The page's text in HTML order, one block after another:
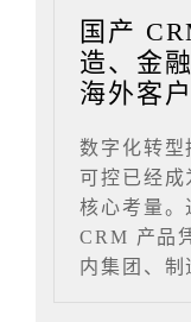
国产
造、金
海外客
数字化转型
可控已经成
核心考量。
CRM 产品
内集团、